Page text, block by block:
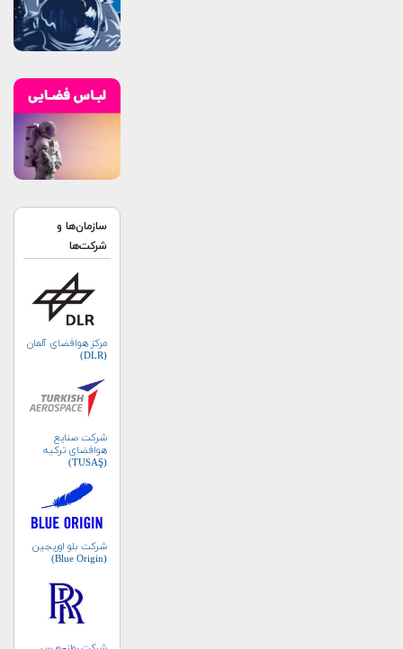
سازمان‌ها و
شرکت‌ها
مرکز هوافضای آلمان
(DLR)
شرکت صنایع
هوافضای ترکیه
(TUSAŞ)
شرکت بلو اوریجین
(Blue Origin)